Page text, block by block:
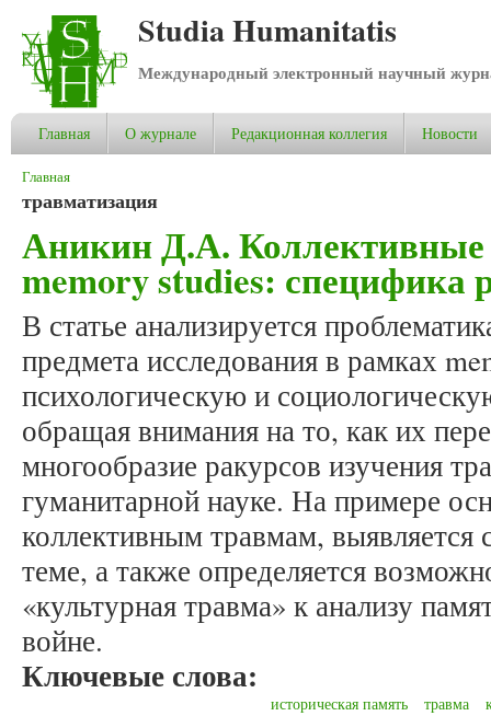
Studia Humanitatis
Международный электронный научный
Главная О журнале Редакционная коллегия Новости
Вы здесь
Главная
травматизация
Аникин Д.А.
memory studies: специфика
В статье анализируется
предмета исследования в рамках
психологическую и
обращая внимания на то, как их
многообразие ракурсов изучения
гуманитарной науке. На примере
коллективным травмам,
теме, а также определяется
«культурная травма» к анализу
войне.
Ключевые слова:
историческая память травма